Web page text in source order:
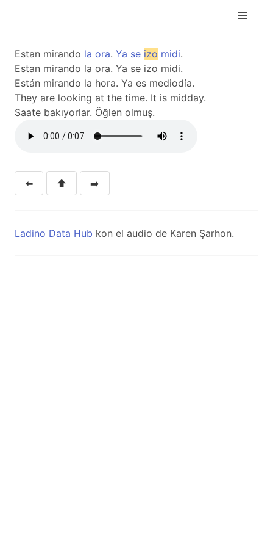
Estan mirando la ora. Ya se izo midi.
Estan mirando la ora. Ya se izo midi.
Están mirando la hora. Ya es mediodía.
They are looking at the time. It is midday.
Saate bakıyorlar. Öğlen olmuş.
⬅️ ⬆️ ➡️
Ladino Data Hub kon el audio de Karen Şarhon.